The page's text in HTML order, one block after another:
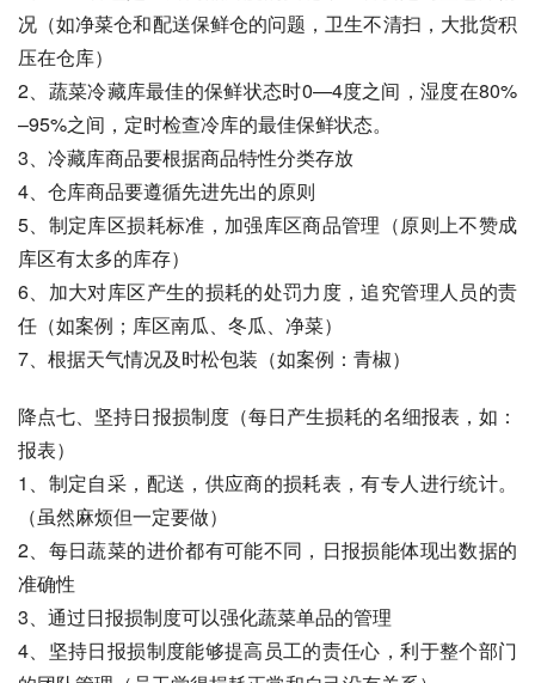
况（如净菜仓和配送保鲜仓的问题，卫生不清扫，大批货积
压在仓库）
2、蔬菜冷藏库最佳的保鲜状态时0—4度之间，湿度在80%
–95%之间，定时检查冷库的最佳保鲜状态。
3、冷藏库商品要根据商品特性分类存放
4、仓库商品要遵循先进先出的原则
5、制定库区损耗标准，加强库区商品管理（原则上不赞成
库区有太多的库存）
6、加大对库区产生的损耗的处罚力度，追究管理人员的责
任（如案例；库区南瓜、冬瓜、净菜）
7、根据天气情况及时松包装（如案例：青椒）
降点七、坚持日报损制度（每日产生损耗的名细报表，如：
报表）
1、制定自采，配送，供应商的损耗表，有专人进行统计。
（虽然麻烦但一定要做）
2、每日蔬菜的进价都有可能不同，日报损能体现出数据的
准确性
3、通过日报损制度可以强化蔬菜单品的管理
4、坚持日报损制度能够提高员工的责任心，利于整个部门